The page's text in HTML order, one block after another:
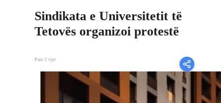
Sindikata e Universitetit të
Tetovës organizoi protestë
Para 2 vjet